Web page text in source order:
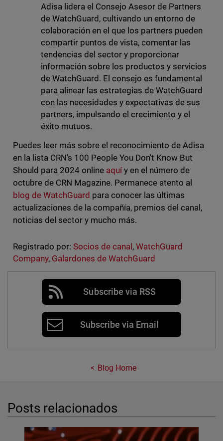
Adisa lidera el Consejo Asesor de Partners
de WatchGuard, cultivando un entorno de
colaboración en el que los partners pueden
compartir puntos de vista, comentar las
tendencias del sector y proporcionar
información sobre los productos y servicios
de WatchGuard. El consejo es fundamental
para alinear las estrategias de WatchGuard
con las necesidades y expectativas de sus
partners, impulsando el crecimiento y el
éxito mutuos.
Puedes leer más sobre el reconocimiento de Adisa
en la lista CRN's 100 People You Don't Know But
Should para 2024 online aquíy en el número de
octubre de CRN Magazine. Permanece atento al
blog de WatchGuard para conocer las últimas
actualizaciones de la compañía, premios del canal,
noticias del sector y mucho más.
Registrado por: Socios de canal ,WatchGuard
Company, Galardones de WatchGuard
Subscribe via RSS
Subscribe via Email
Blog Home
Posts relacionados